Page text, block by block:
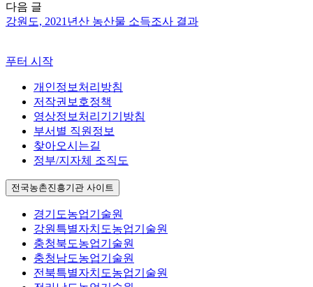
다음 글
강원도, 2021년산 농산물 소득조사 결과
푸터 시작
개인정보처리방침
저작권보호정책
영상정보처리기기방침
부서별 직원정보
찾아오시는길
정부/지자체 조직도
전국농촌진흥기관 사이트
경기도농업기술원
강원특별자치도농업기술원
충청북도농업기술원
충청남도농업기술원
전북특별자치도농업기술원